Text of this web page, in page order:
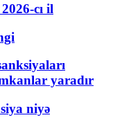
cı il
yaradır
niyə